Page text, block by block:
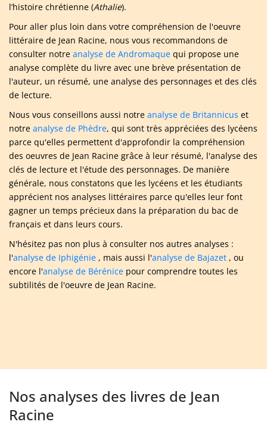
l’histoire chrétienne (Athalie).
Pour aller plus loin dans votre compréhension de l'oeuvre
littéraire de Jean Racine, nous vous recommandons de
consulter notre analyse de Andromaque qui propose une
analyse complète du livre avec une brève présentation de
l'auteur, un résumé, une analyse des personnages et des clés
de lecture.
Nous vous conseillons aussi notre analyse de Britannicus et
notre analyse de Phèdre, qui sont très appréciées des lycéens
parce qu'elles permettent d'approfondir la compréhension
des oeuvres de Jean Racine grâce à leur résumé, l'analyse des
clés de lecture et l'étude des personnages. De manière
générale, nous constatons que les lycéens et les étudiants
apprécient nos analyses littéraires parce qu'elles leur font
gagner un temps précieux dans la préparation du bac de
français et dans leurs cours.
N'hésitez pas non plus à consulter nos autres analyses :
l'analyse de Iphigénie , mais aussi l'analyse de Bajazet , ou
encore l'analyse de Bérénice pour comprendre toutes les
subtilités de l'oeuvre de Jean Racine.
Nos analyses des livres de Jean
Racine